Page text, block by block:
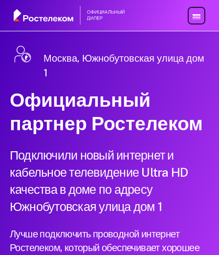
Москва, Южнобутовская улица дом
1
Официальный
партнер Ростелеком
Подключили новый интернет и
кабельное телевидение Ultra HD
качества в доме по адресу
Южнобутовская улица дом 1
Лучше подключить проводной интернет
Ростелеком, который обеспечивает хорошее